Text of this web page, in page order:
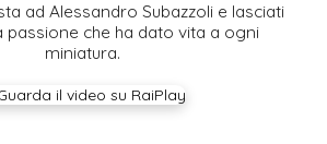
ad Alessandro Subazzoli e lasciati
passione che ha dato vita a ogni
miniatura.